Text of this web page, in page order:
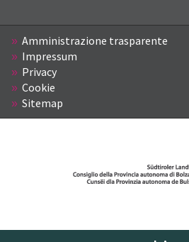
Amministrazione trasparente
Impressum
Privacy
Cookie
Sitemap